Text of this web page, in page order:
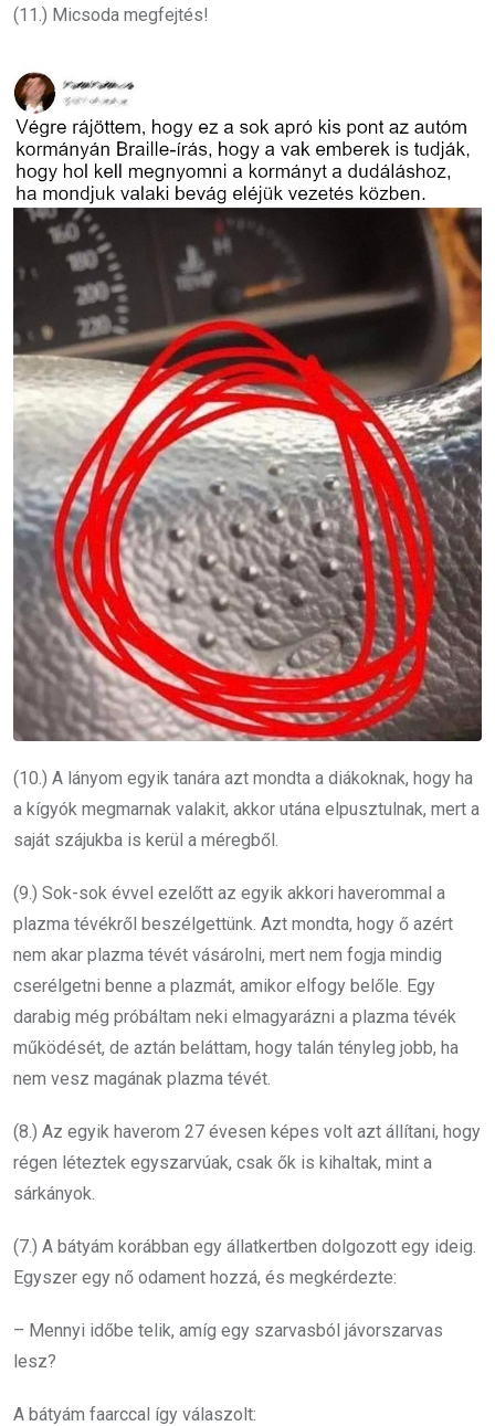
(11.) Micsoda megfejtés!
(10.) A lányom egyik tanára azt mondta a diákoknak, hogy ha
a kígyók megmarnak valakit, akkor utána elpusztulnak, mert a
saját szájukba is kerül a méregből.
(9.) Sok-sok évvel ezelőtt az egyik akkori haverommal a
plazma tévékről beszélgettünk. Azt mondta, hogy ő azért
nem akar plazma tévét vásárolni, mert nem fogja mindig
cserélgetni benne a plazmát, amikor elfogy belőle. Egy
darabig még próbáltam neki elmagyarázni a plazma tévék
működését, de aztán beláttam, hogy talán tényleg jobb, ha
nem vesz magának plazma tévét.
(8.) Az egyik haverom 27 évesen képes volt azt állítani, hogy
régen léteztek egyszarvúak, csak ők is kihaltak, mint a
sárkányok.
(7.) A bátyám korábban egy állatkertben dolgozott egy ideig.
Egyszer egy nő odament hozzá, és megkérdezte:
– Mennyi időbe telik, amíg egy szarvasból jávorszarvas
lesz?
A bátyám faarccal így válaszolt: